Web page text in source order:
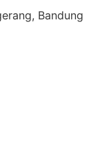
Bandung